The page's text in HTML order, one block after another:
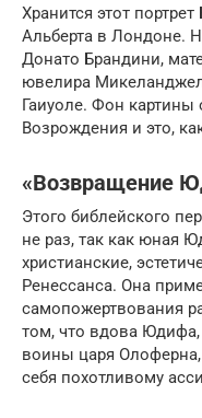
Хранится этот
Альберта в Лондоне.
Донато Брандини,
ювелира
Гаиуоле. Фон
Возрождения и это,
«Возвращение
Этого библейского
не раз, так как юная
христианские,
Ренессанса. Она
самопожертвования
том, что вдова Юдифа,
воины царя
себя похотливому